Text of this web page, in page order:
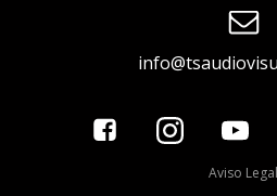
Aviso Legal